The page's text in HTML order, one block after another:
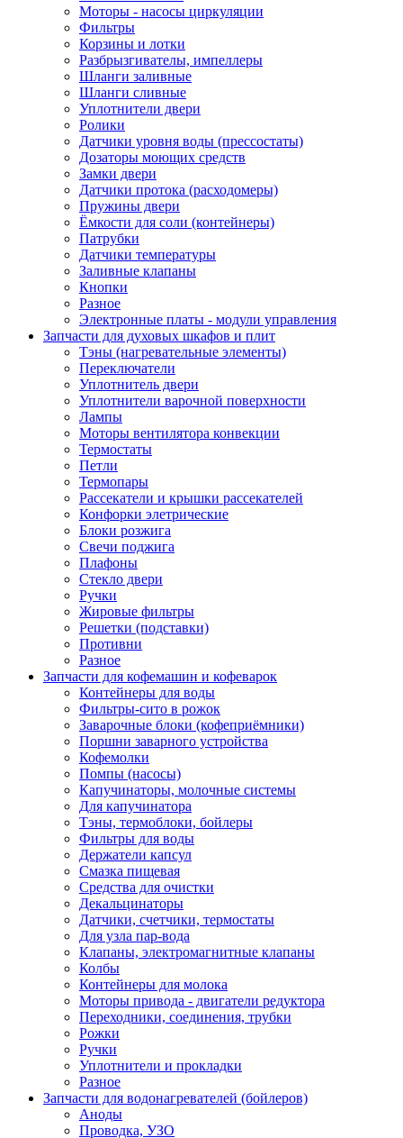
Моторы - насосы циркуляции
Фильтры
Корзины и лотки
Разбрызгивателы, импеллеры
Шланги заливные
Шланги сливные
Уплотнители двери
Ролики
Датчики уровня воды (прессостаты)
Дозаторы моющих средств
Замки двери
Датчики протока (расходомеры)
Пружины двери
Ёмкости для соли (контейнеры)
Патрубки
Датчики температуры
Заливные клапаны
Кнопки
Разное
Электронные платы - модули управления
Запчасти для духовых шкафов и плит
Тэны (нагревательные элементы)
Переключатели
Уплотнитель двери
Уплотнители варочной поверхности
Лампы
Моторы вентилятора конвекции
Термостаты
Петли
Термопары
Рассекатели и крышки рассекателей
Конфорки элетрические
Блоки розжига
Свечи поджига
Плафоны
Стекло двери
Ручки
Жировые фильтры
Решетки (подставки)
Противни
Разное
Запчасти для кофемашин и кофеварок
Контейнеры для воды
Фильтры-сито в рожок
Заварочные блоки (кофеприёмники)
Поршни заварного устройства
Кофемолки
Помпы (насосы)
Капучинаторы, молочные системы
Для капучинатора
Тэны, термоблоки, бойлеры
Фильтры для воды
Держатели капсул
Смазка пищевая
Средства для очистки
Декальцинаторы
Датчики, счетчики, термостаты
Для узла пар-вода
Клапаны, электромагнитные клапаны
Колбы
Контейнеры для молока
Моторы привода - двигатели редуктора
Переходники, соединения, трубки
Рожки
Ручки
Уплотнители и прокладки
Разное
Запчасти для водонагревателей (бойлеров)
Аноды
Проводка, УЗО